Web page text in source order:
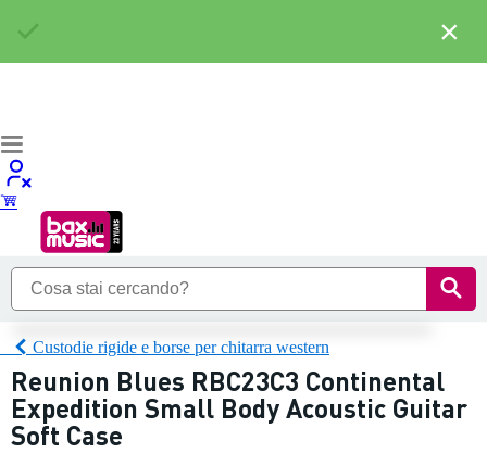
Custodie rigide e borse per chitarra western
Reunion Blues RBC23C3 Continental
Expedition Small Body Acoustic Guitar
Soft Case
×